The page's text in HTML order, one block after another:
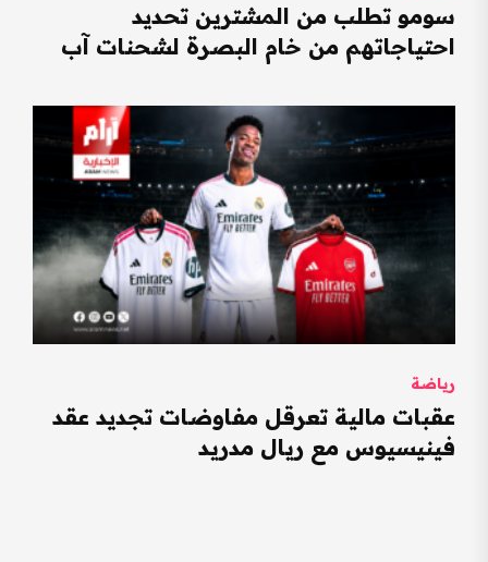
سومو تطلب من المشترين تحديد
احتياجاتهم من خام البصرة لشحنات آب
رياضة
عقبات مالية تعرقل مفاوضات تجديد عقد
فينيسيوس مع ريال مدريد